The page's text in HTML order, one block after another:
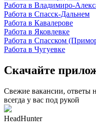
Работа в Владимиро-
Работа в Спасск-Дальнем
Работа в Кавалерове
Работа в Яковлевке
Работа в Спасском
Работа в Чугуевке
Скачайте
Свежие вакансии, ответы
всегда у вас под рукой
HeadHunter